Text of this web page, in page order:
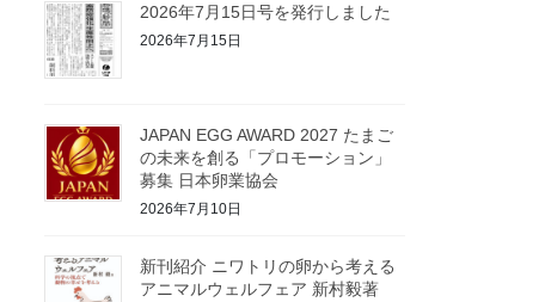
2026年7月15日号を発行しました
2026年7月15日
JAPAN EGG AWARD 2027 たまご
の未来を創る「プロモーション」
募集 日本卵業協会
2026年7月10日
新刊紹介 ニワトリの卵から考える
アニマルウェルフェア 新村毅著